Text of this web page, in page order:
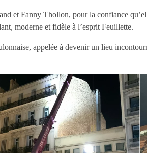
et Fanny Thollon, pour la confiance
moderne et fidèle à l’esprit Feuillette.
appelée à devenir un lieu